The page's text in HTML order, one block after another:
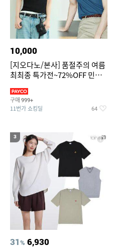
10,000
[지오다노/본사] 품절주의 여름
최최종 특가전~72%OFF 민소
구매 999+
11번가 쇼킹딜 64
3
31% 6,930